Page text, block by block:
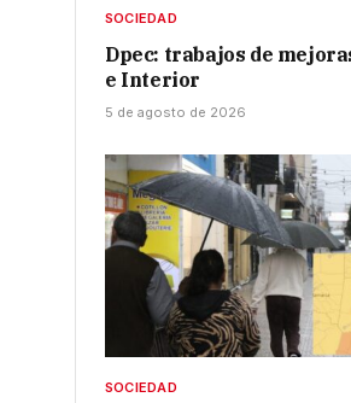
SOCIEDAD
Dpec: trabajos de
e Interior
5 de agosto de 2026
SOCIEDAD